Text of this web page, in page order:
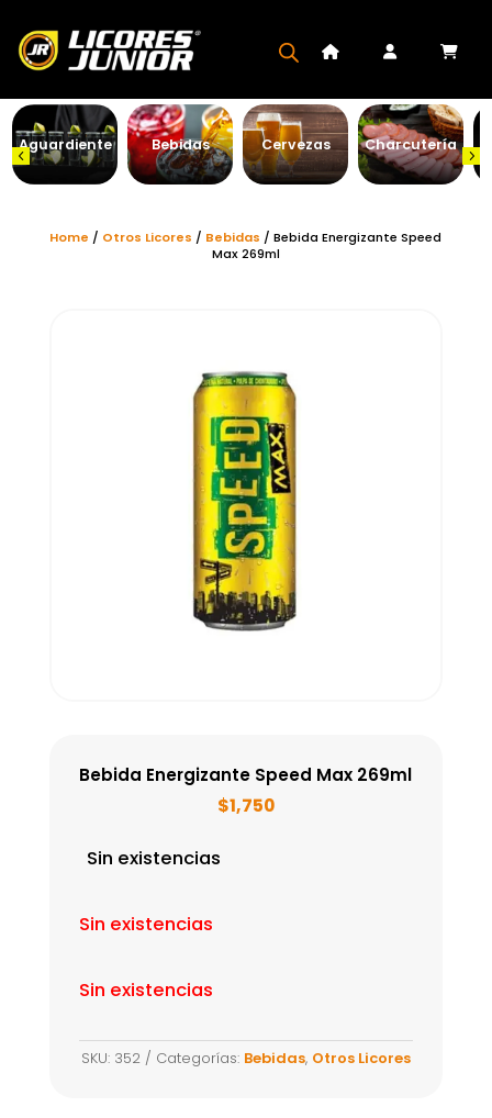
Aguardiente Bebidas Cervezas Charcutería
Home / Otros Licores / Bebidas / Bebida Energizante Speed
Max 269ml
Bebida Energizante Speed Max 269ml
$1,750
Sin existencias
Sin existencias
Sin existencias
SKU: 352 Categorías: Bebidas, Otros Licores